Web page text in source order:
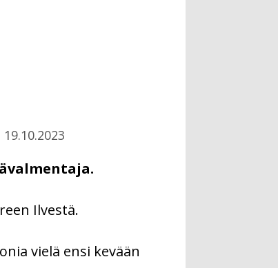
Ilvestä.
vielä ensi kevään